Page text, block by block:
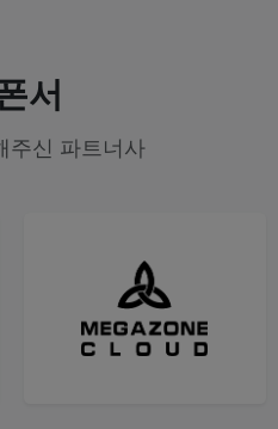
서
주신 파트너사